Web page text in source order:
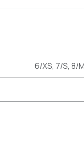
6/XS, 7/S, 8/M